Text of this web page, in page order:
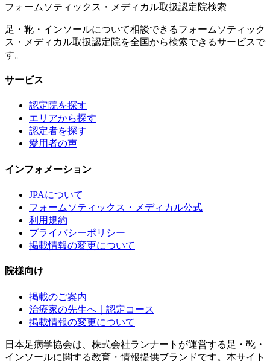
フォームソティックス・メディカル取扱認定院検索
足・靴・インソールについて相談できるフォームソティック
ス・メディカル取扱認定院を全国から検索できるサービスで
す。
サービス
認定院を探す
エリアから探す
認定者を探す
愛用者の声
インフォメーション
JPAについて
フォームソティックス・メディカル公式
利用規約
プライバシーポリシー
掲載情報の変更について
院様向け
掲載のご案内
治療家の先生へ｜認定コース
掲載情報の変更について
日本足病学協会は、株式会社ランナートが運営する足・靴・
インソールに関する教育・情報提供ブランドです。本サイト